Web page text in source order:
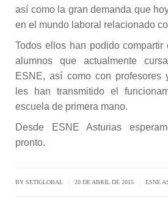
así como la gran demanda que
en el mundo laboral relacionado
Todos ellos han podido
alumnos que actualmente
ESNE, así como con profesores
les han transmitido el
escuela de primera mano.
Desde ESNE Asturias
pronto.
BY SETIGLOBAL 20 DE ABRIL DE 2015 ESNE